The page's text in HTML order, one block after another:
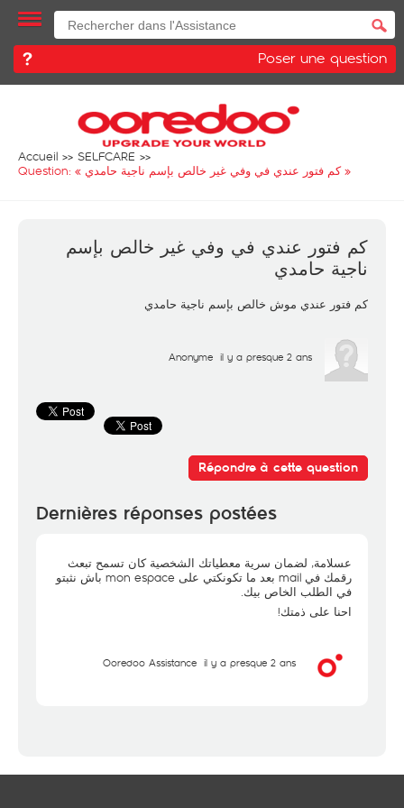
Poser une question
Accueil
SELFCARE
Question: « كم فتور عندي في وفي غير خالص بإسم ناجية حامدي»
كم فتور عندي في وفي غير خالص بإسم
ناجية حامدي
كم فتور عندي موش خالص بإسم ناجية حامدي
Anonyme il y a presque 2 ans
Répondre à cette question
Dernières réponses postées
عسلامة, لضمان سرية معطياتك الشخصية كان تسمح تبعث
رقمك في mail بعد ما تكونكتي على mon espace باش نثبتو
في الطلب الخاص بيك.
احنا على ذمتك!
Ooredoo Assistance il y a presque 2 ans